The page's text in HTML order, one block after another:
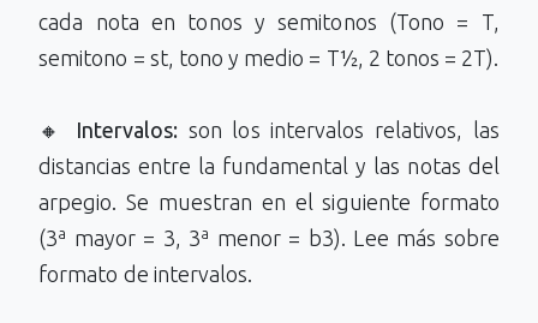
cada nota en tonos y semitonos (Tono = T,
semitono = st, tono y medio = T½, 2 tonos = 2T).
🔸 Intervalos: son los intervalos relativos, las
distancias entre la fundamental y las notas del
arpegio. Se muestran en el siguiente formato
(3ª mayor = 3, 3ª menor = b3). Lee más sobre
formato de intervalos.